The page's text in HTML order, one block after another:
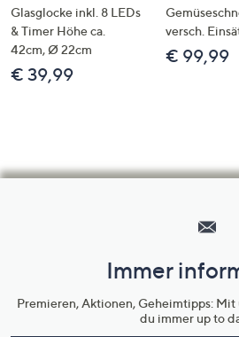
Glasglocke inkl. 8 LEDs
& Timer Höhe ca.
42cm, Ø 22cm
€ 39,99
versch.
€ 99,99
Immer
Premieren, Aktionen, Geheimtipps:
du immer up to